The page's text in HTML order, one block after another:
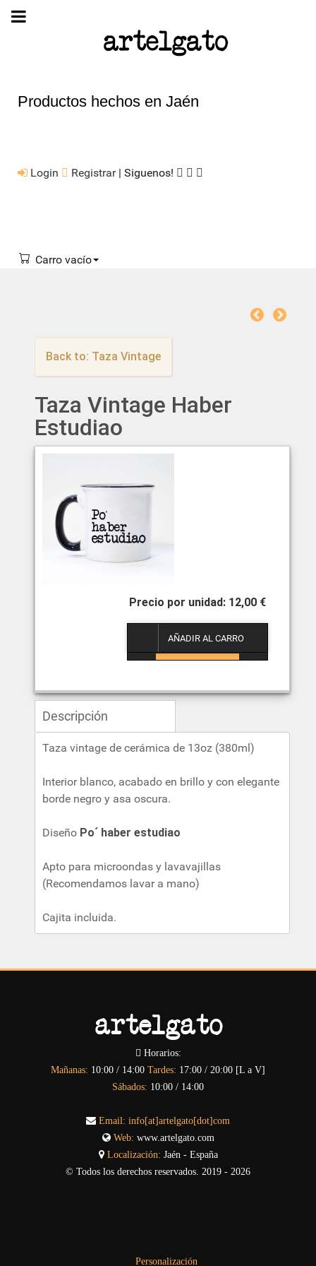
Productos hechos en Jaén
Login Registrar| Siguenos!
Carro vacío
Back to: Taza Vintage
Taza Vintage Haber
Estudiao
12,00 €
Descripción
Taza vintage de cerámica de 13oz (380ml)
Interior blanco, acabado en brillo y con elegante
borde negro y asa oscura.
Diseño Po´ haber estudiao
Apto para microondas y lavavajillas
(Recomendamos lavar a mano)
Cajita incluida.
Horarios:
Mañanas: 10:00 / 14:00 Tardes: 17:00 / 20:00 [L a V]
Sábados: 10:00 / 14:00
Email: info[at]artelgato[dot]com
Web: www.artelgato.com
Localización: Jaén - España
© Todos los derechos reservados. 2019 - 2026
Personalización